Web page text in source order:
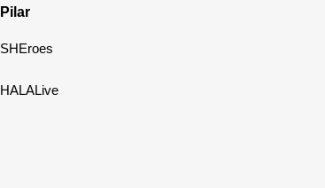
Pilar
SHEroes
HALALive